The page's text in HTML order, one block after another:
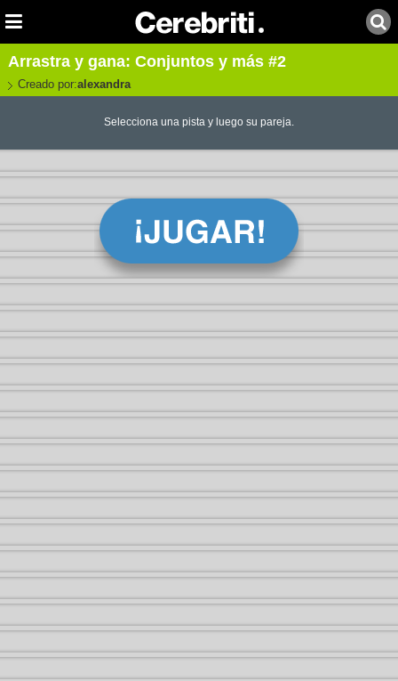
Arrastra y gana: Conjuntos y más #2
Creado por:alexandra
Selecciona una pista y luego su pareja.